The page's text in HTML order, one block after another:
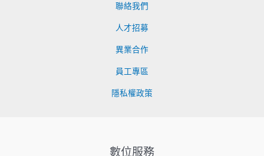
聯絡我們
人才招募
異業合作
員工專區
隱私權政策
數位服務